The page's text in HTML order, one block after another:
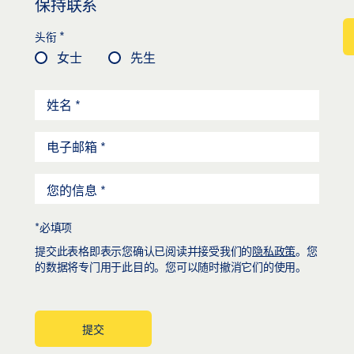
保持联系
头衔 *
女士
先生
*必填项
提交此表格即表示您确认已阅读并接受我们的隐私政策。您
的数据将专门用于此目的。您可以随时撤消它们的使用。
提交